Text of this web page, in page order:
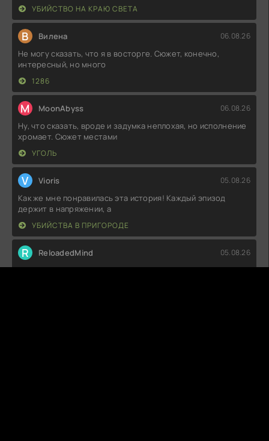
УБИЙСТВО НА КРАЮ СВЕТА
В Вилена 06.08.26
Не могу сказать, что я в восторге. Сюжет, конечно,
интересный, но много
1286
M MoonAbyss 06.08.26
Ну, что сказать, вроде и задумка неплохая, но исполнение
хромает. Сюжет местами
УГОЛЬ
V Vioris 05.08.26
Как же мне понравилась эта история! Каждый эпизод
держит в напряжении, а
УБИЙСТВА В ПРИГОРОДЕ
R ReloadedMind 05.08.26
Как-то странно все это, ожидал большего. Сюжет вроде